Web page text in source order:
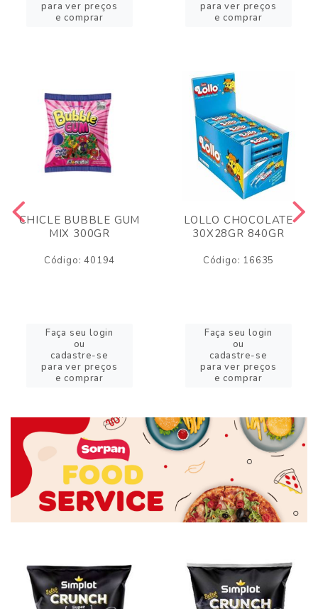
para ver preços
e comprar
para ver preços
e comprar
CHICLE BUBBLE GUM
MIX 300GR
Código: 40194
Faça seu login
ou
cadastre-se
para ver preços
e comprar
LOLLO CHOCOLATE
30X28GR 840GR
Código: 16635
Faça seu login
ou
cadastre-se
para ver preços
e comprar